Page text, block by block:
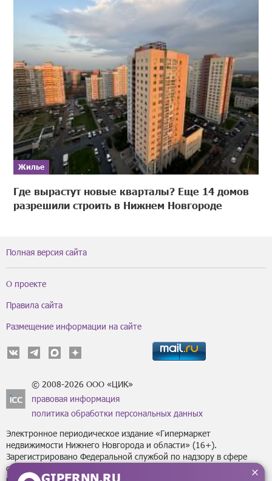
Жилье
Где вырастут новые кварталы? Еще 14 домов
разрешили строить в Нижнем Новгороде
GIPERNN.RU
Полная версия сайта
О проекте
Правила сайта
Размещение информации на сайте
© 2008-2026 ООО «ЦИК»
правовая информация
политика обработки персональных данных
Электронное периодическое издание «Гипермаркет
недвижимости Нижнего Новгорода и области» (16+).
Зарегистрировано Федеральной службой по надзору в сфере
связи, информационных технологий